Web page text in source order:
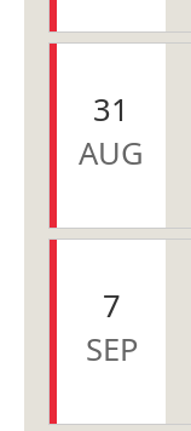
31
AUG
7
SEP